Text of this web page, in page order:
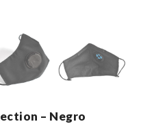
– Negro